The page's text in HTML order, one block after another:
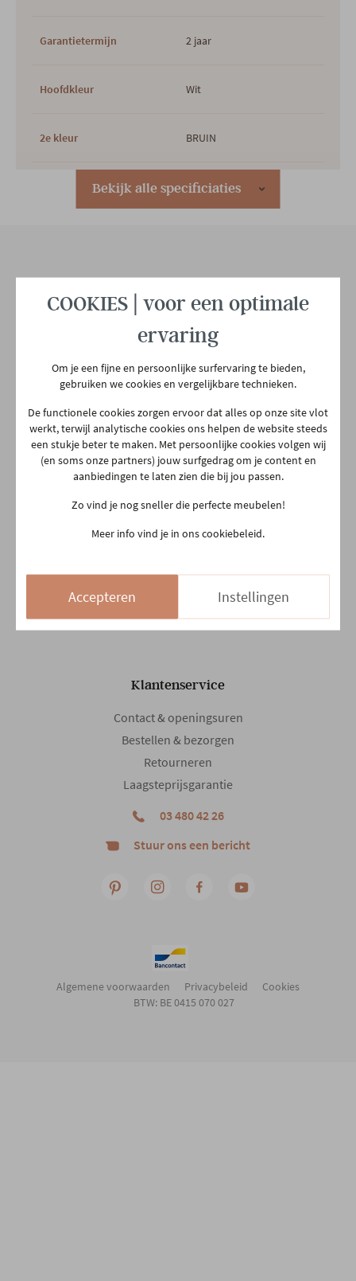
Bekijk alle specificiaties
Garantietermijn 2 jaar
Hoofdkleur Wit
2e kleur BRUIN
Hoofdmateriaal Stof
Hout
Armleuning Ja
Woonstijl Modern Landelijk
Aantal colli's 1
Aarschotsesteenweg 151
2500 Lier
info@gerowonen.be
10:00 - 18:30
Di
10:00 - 18:30
Woe
10:00 - 18:30
Gesloten
Vr
10:00 - 18:30
Za
10:00 - 18:00
14/08 en 15/08
Klantenservice
Contact & openingsuren
Bestellen & bezorgen
Retourneren
Laagsteprijsgarantie
03 480 42 26
Stuur ons een bericht
Algemene voorwaarden Privacybeleid
Cookies
BTW: BE 0415 070 027
COOKIES | voor een optimale
ervaring
Om je een fijne en persoonlijke surfervaring te bieden,
gebruiken we cookies en vergelijkbare technieken.
De functionele cookies zorgen ervoor dat alles op onze site vlot
werkt, terwijl analytische cookies ons helpen de website steeds
een stukje beter te maken. Met persoonlijke cookies volgen wij
(en soms onze partners) jouw surfgedrag om je content en
aanbiedingen te laten zien die bij jou passen.
Zo vind je nog sneller die perfecte meubelen!
Meer info vind je in ons cookiebeleid.
Accepteren Instellingen